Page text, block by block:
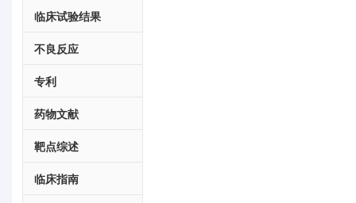
临床试验结果
不良反应
专利
药物文献
靶点综述
临床指南